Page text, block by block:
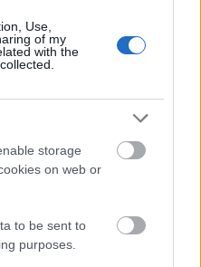
Use,
of my
with the
storage
on web or
to be sent to
purposes.